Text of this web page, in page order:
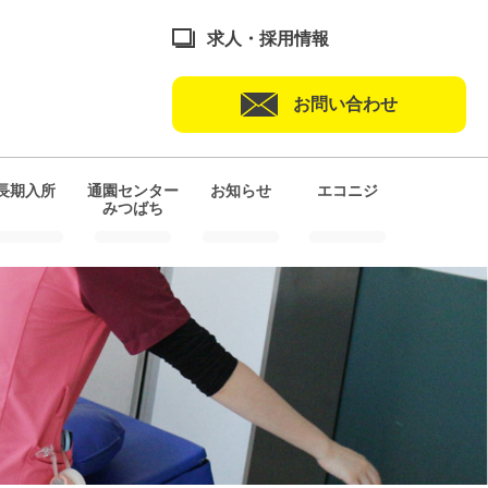
求人・採用情報
お問い合わせ
期入所
通園センター
みつばち
お知らせ エコニジ